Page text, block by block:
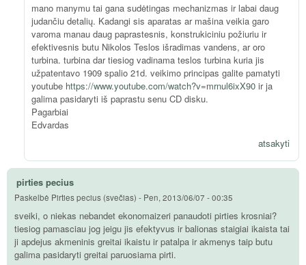
mano manymu tai gana sudėtingas mechanizmas ir labai daug
judančiu detalių. Kadangi sis aparatas ar mašina veikia garo
varoma manau daug paprastesnis, konstrukiciniu požiuriu ir
efektivesnis butu Nikolos Teslos išradimas vandens, ar oro
turbina. turbina dar tiesiog vadinama teslos turbina kuria jis
užpatentavo 1909 spalio 21d. veikimo principas galite pamatyti
youtube https://www.youtube.com/watch?v=mrnul6ixX90 ir ja
galima pasidaryti iš paprastu senu CD disku.
Pagarbiai
Edvardas
atsakyti
pirties pecius
Paskelbė Pirties pecius (svečias) - Pen, 2013/06/07 - 00:35
sveiki, o niekas nebandet ekonomaizeri panaudoti pirties krosniai?
tiesiog pamasciau jog jeigu jis efektyvus ir balionas staigiai ikaista tai
ji apdejus akmeninis greitai ikaistu ir patalpa ir akmenys taip butu
galima pasidaryti greitai paruosiama pirti.